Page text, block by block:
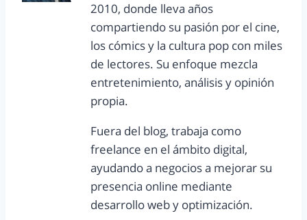
2010, donde lleva años
compartiendo su pasión por el cine,
los cómics y la cultura pop con miles
de lectores. Su enfoque mezcla
entretenimiento, análisis y opinión
propia.
Fuera del blog, trabaja como
freelance en el ámbito digital,
ayudando a negocios a mejorar su
presencia online mediante
desarrollo web y optimización.